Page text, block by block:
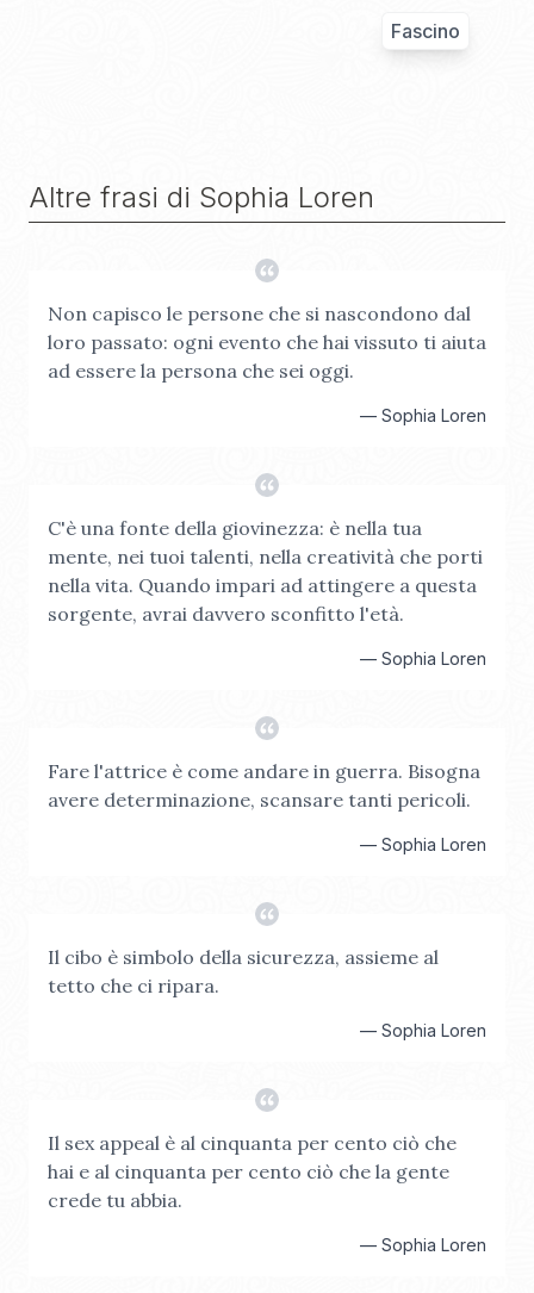
Fascino
Altre frasi di Sophia Loren
Non capisco le persone che si nascondono dal
loro passato: ogni evento che hai vissuto ti aiuta
ad essere la persona che sei oggi.
— Sophia Loren
C'è una fonte della giovinezza: è nella tua
mente, nei tuoi talenti, nella creatività che porti
nella vita. Quando impari ad attingere a questa
sorgente, avrai davvero sconfitto l'età.
— Sophia Loren
Fare l'attrice è come andare in guerra. Bisogna
avere determinazione, scansare tanti pericoli.
— Sophia Loren
Il cibo è simbolo della sicurezza, assieme al
tetto che ci ripara.
— Sophia Loren
Il sex appeal è al cinquanta per cento ciò che
hai e al cinquanta per cento ciò che la gente
crede tu abbia.
— Sophia Loren